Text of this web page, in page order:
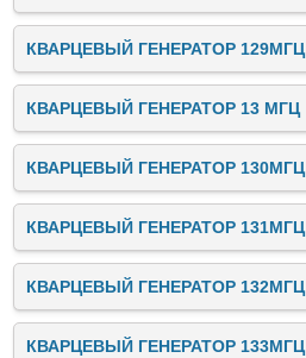
КВАРЦЕВЫЙ ГЕНЕРАТОР 129МГЦ
КВАРЦЕВЫЙ ГЕНЕРАТОР 13 МГЦ
КВАРЦЕВЫЙ ГЕНЕРАТОР 130МГЦ
КВАРЦЕВЫЙ ГЕНЕРАТОР 131МГЦ
КВАРЦЕВЫЙ ГЕНЕРАТОР 132МГЦ
КВАРЦЕВЫЙ ГЕНЕРАТОР 133МГЦ